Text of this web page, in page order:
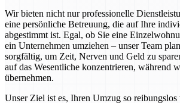
Wir bieten nicht nur professionelle
eine persönliche Betreuung, die auf Ihre
abgestimmt ist. Egal, ob Sie eine
ein Unternehmen umziehen – unser Team
sorgfältig, um Zeit, Nerven und Geld zu
auf das Wesentliche konzentrieren, während
übernehmen.
Unser Ziel ist es, Ihren Umzug so